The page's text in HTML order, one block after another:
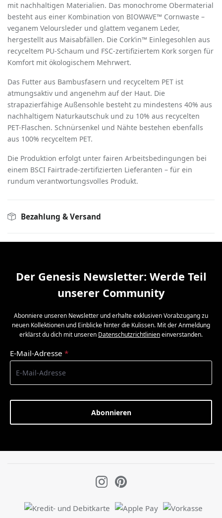
mit nachhaltigen Materialien. Das monochrome Obermaterial
besteht aus einer Kombination von BIOWAVE™ Cornwaste –
veganem Veloursleder und glattem veganem Leder,
hergestellt aus Maisabfällen. Die Cork’in™ Einlegesohlen aus
recyceltem PU-Schaum und FSC-zertifiziertem Kork sorgen für
Komfort mit ökologischem Mehrwert.
Das Futter aus Bambusfasern und recyceltem PET ist
atmungsaktiv und angenehm auf der Haut. Die
strapazierfähige Außensohle besteht zu mindestens 40% aus
nachhaltigem Naturkautschuk und zu 10% aus recycelten
PET-Flaschen. Schnürsenkel und Nähte bestehen ebenfalls
aus 100% recyceltem PET.
Die Produktion erfolgt unter fairen Arbeitsbedingungen bei
einem BSCI Fairtrade-zertifizierten Lieferanten – für ein
rundum verantwortungsvolles Produkt.
Bezahlung & Versand
Der Genesis Newsletter: Werde Teil
unserer Community
Abonniere unseren Newsletter und erhalte exklusiven Vorabzugang zu
neuen Kollektionen und Einblicke hinter die Kulissen. Mit der Anmeldung
erklärst du dich mit unseren Datenschutzrichtlinieneinverstanden.
E-Mail-Adresse *
Abonnieren